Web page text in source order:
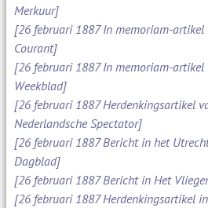
Merkuur]
[26 februari 1887 In memoriam-artikel
Courant]
[26 februari 1887 In memoriam-artikel
Weekblad]
[26 februari 1887 Herdenkingsartikel
Nederlandsche Spectator]
[26 februari 1887 Bericht in het
Dagblad]
[26 februari 1887 Bericht in Het
[26 februari 1887 Herdenkingsartikel